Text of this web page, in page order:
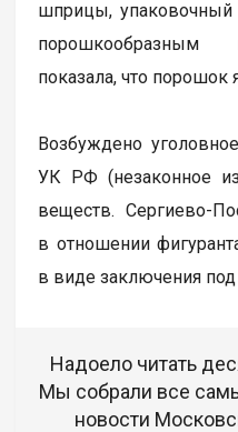
шприцы,
порошкообразным
показала, что
Возбуждено
УК РФ (незаконное
веществ. Сергиево-
в отношении
в виде заключения под
Надоело читать
Мы собрали все
новости